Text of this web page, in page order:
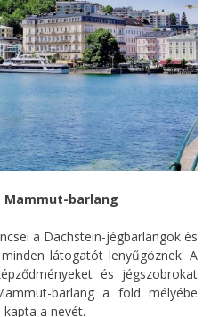
Mammut-barlang
a Dachstein-jégbarlangok és
látogatót lenyűgöznek. A
és jégszobrokat
barlang a föld mélyébe
a nevét.